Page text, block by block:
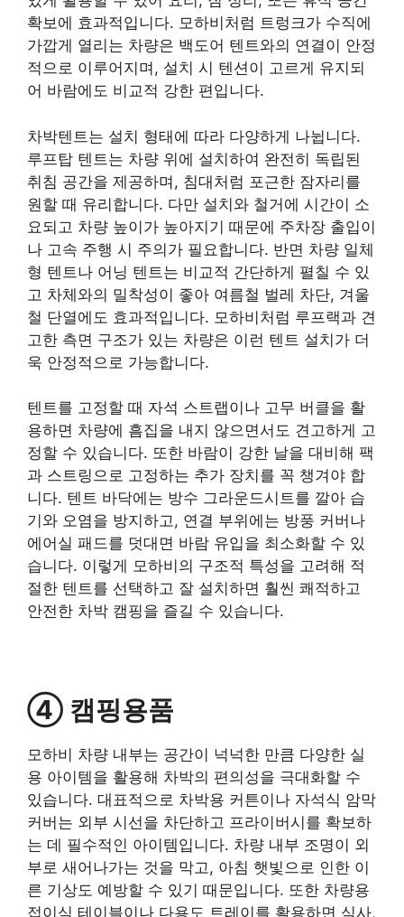
확보에 효과적입니다. 모하비처럼 트렁크가 수직에
가깝게 열리는 차량은 백도어 텐트와의 연결이 안정
적으로 이루어지며, 설치 시 텐션이 고르게 유지되
어 바람에도 비교적 강한 편입니다.
차박텐트는 설치 형태에 따라 다양하게 나뉩니다.
루프탑 텐트는 차량 위에 설치하여 완전히 독립된
취침 공간을 제공하며, 침대처럼 포근한 잠자리를
원할 때 유리합니다. 다만 설치와 철거에 시간이 소
요되고 차량 높이가 높아지기 때문에 주차장 출입이
나 고속 주행 시 주의가 필요합니다. 반면 차량 일체
형 텐트나 어닝 텐트는 비교적 간단하게 펼칠 수 있
고 차체와의 밀착성이 좋아 여름철 벌레 차단, 겨울
철 단열에도 효과적입니다. 모하비처럼 루프랙과 견
고한 측면 구조가 있는 차량은 이런 텐트 설치가 더
욱 안정적으로 가능합니다.
텐트를 고정할 때 자석 스트랩이나 고무 버클을 활
용하면 차량에 흠집을 내지 않으면서도 견고하게 고
정할 수 있습니다. 또한 바람이 강한 날을 대비해 팩
과 스트링으로 고정하는 추가 장치를 꼭 챙겨야 합
니다. 텐트 바닥에는 방수 그라운드시트를 깔아 습
기와 오염을 방지하고, 연결 부위에는 방풍 커버나
에어실 패드를 덧대면 바람 유입을 최소화할 수 있
습니다. 이렇게 모하비의 구조적 특성을 고려해 적
절한 텐트를 선택하고 잘 설치하면 훨씬 쾌적하고
안전한 차박 캠핑을 즐길 수 있습니다.
④ 캠핑용품
모하비 차량 내부는 공간이 넉넉한 만큼 다양한 실
용 아이템을 활용해 차박의 편의성을 극대화할 수
있습니다. 대표적으로 차박용 커튼이나 자석식 암막
커버는 외부 시선을 차단하고 프라이버시를 확보하
는 데 필수적인 아이템입니다. 차량 내부 조명이 외
부로 새어나가는 것을 막고, 아침 햇빛으로 인한 이
른 기상도 예방할 수 있기 때문입니다. 또한 차량용
접이식 테이블이나 다용도 트레이를 활용하면 식사,